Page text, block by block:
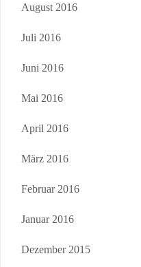
August 2016
Juli 2016
Juni 2016
Mai 2016
April 2016
März 2016
Februar 2016
Januar 2016
Dezember 2015